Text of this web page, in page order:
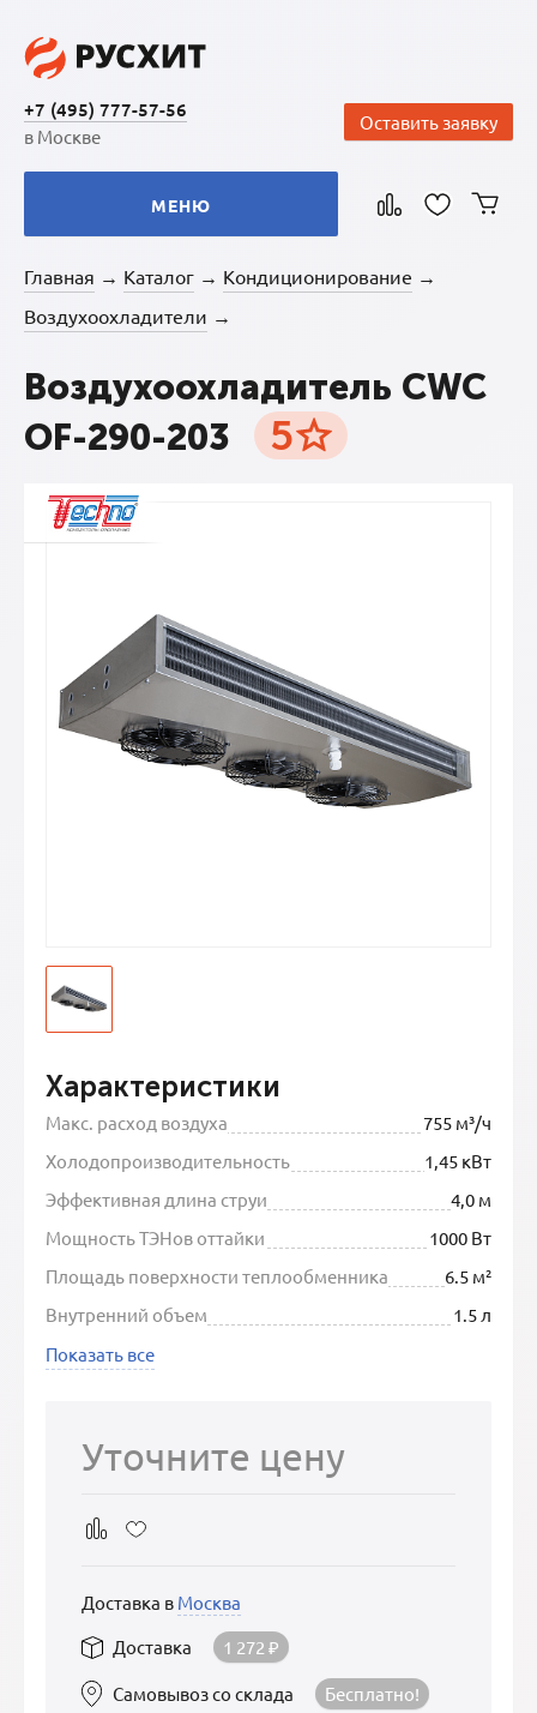
+7 (495) 777-57-56
в Москве
Оставить заявку
МЕНЮ
Главная → Каталог → Кондиционирование →
Воздухоохладители →
Воздухоохладитель CWC
OF-290-203
5
Характеристики
Макс. расход воздуха
755 м³/ч
Холодопроизводительность
1,45 кВт
Эффективная длина струи
4,0 м
Мощность ТЭНов оттайки
1000 Вт
Площадь поверхности теплообменника
6.5 м²
Внутренний объем
1.5 л
Показать все
Уточните цену
Доставка в Москва
Доставка
1 272 ₽
Самовывоз со склада Бесплатно!